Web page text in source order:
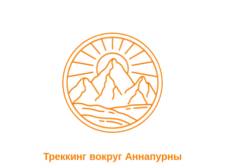
Треккинг вокруг Аннапурны